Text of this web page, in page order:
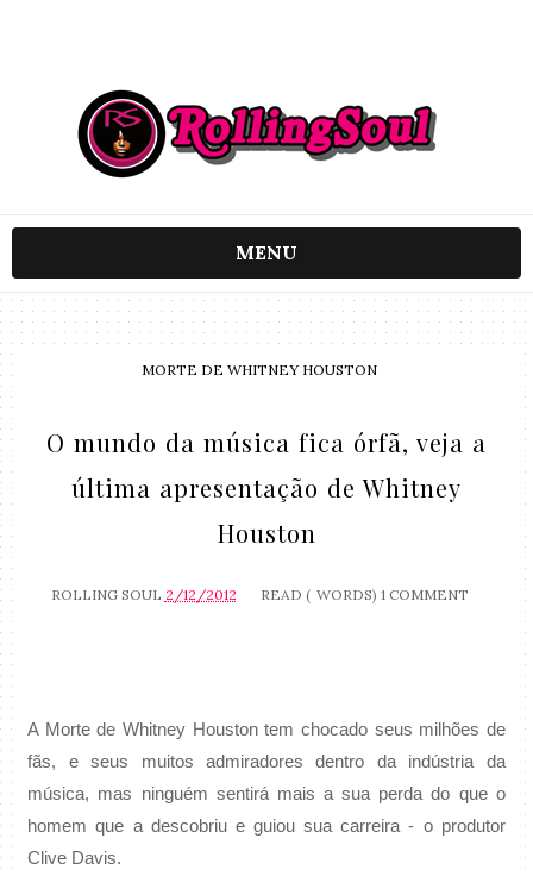
MENU
MORTE DE WHITNEY HOUSTON
O mundo da música fica órfã, veja a
última apresentação de Whitney
Houston
ROLLING SOUL 2/12/2012 READ ( WORDS) 1 COMMENT
A Morte de Whitney Houston tem chocado seus milhões de
fãs, e seus muitos admiradores dentro da indústria da
música, mas ninguém sentirá mais a sua perda do que o
homem que a descobriu e guiou sua carreira - o produtor
Clive Davis.